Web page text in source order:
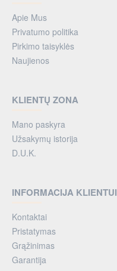
Apie Mus
Privatumo politika
Pirkimo taisyklės
Naujienos
KLIENTŲ ZONA
Mano paskyra
Užsakymų istorija
D.U.K.
INFORMACIJA KLIENTUI
Kontaktai
Pristatymas
Grąžinimas
Garantija